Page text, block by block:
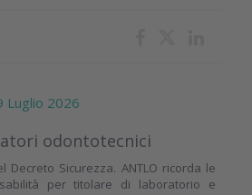
2026
odontotecnici
Decreto Sicurezza. ANTLO ricorda le
per titolare di laboratorio e